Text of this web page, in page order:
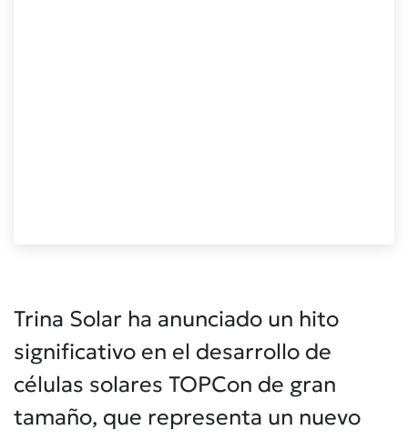
Trina Solar ha anunciado un hito
significativo en el desarrollo de
células solares TOPCon de gran
tamaño, que representa un nuevo